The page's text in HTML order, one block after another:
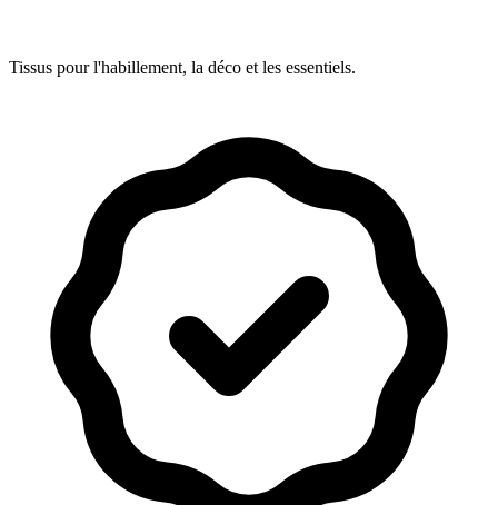
Tissus pour l'habillement, la déco et les essentiels.